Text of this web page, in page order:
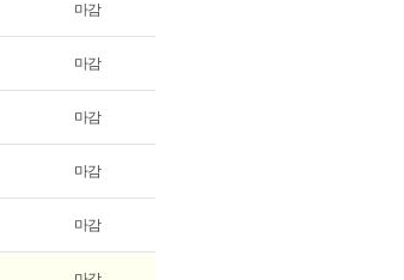
마감
마감
마감
마감
마감